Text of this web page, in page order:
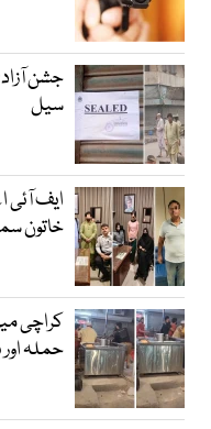
جشن
سیل
ایف آئی
خاتون سمیت 3
کراچی
حملہ اور